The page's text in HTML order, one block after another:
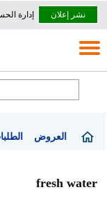
نشر إعلان إدارة
العروض
fresh water